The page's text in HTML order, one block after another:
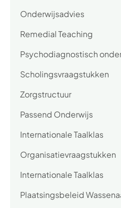
Onderwijsadvies
Remedial Teaching
Psychodiagnostisch
Scholingsvraagstukken
Zorgstructuur
Passend Onderwijs
Internationale Taalklas
Organisatievraagstukken
Internationale Taalklas
Plaatsingsbeleid